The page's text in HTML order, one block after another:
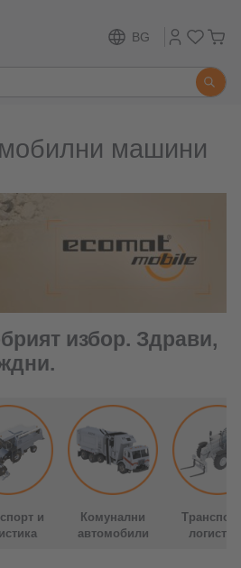
BG
машини
избор. Здрави,
и
Комунални
автомобили